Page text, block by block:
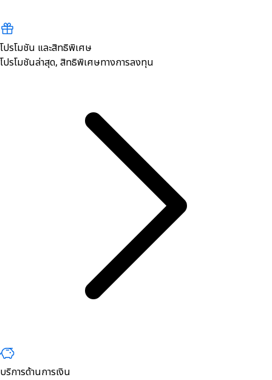
โปรโมชัน และสิทธิพิเศษ
โปรโมชันล่าสุด, สิทธิพิเศษทางการลงทุน
บริการด้านการเงิน